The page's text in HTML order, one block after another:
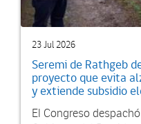
23 Jul 2026
Seremi de Rathgeb
proyecto que evita
y extiende subsidio
El Congreso